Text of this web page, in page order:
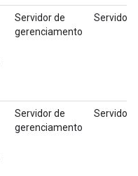
Servidor de
gerenciamento
Servidor
Servidor de
gerenciamento
Servidor